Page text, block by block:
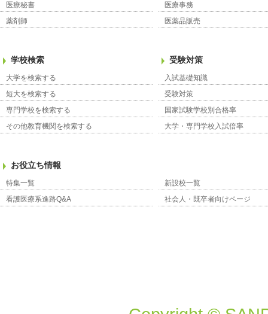
医療秘書
医療事務
薬剤師
医薬品販売
学校検索
大学を検索する
短大を検索する
専門学校を検索する
その他教育機関を検索する
受験対策
入試基礎知識
受験対策
国家試験学校別合格率
大学・専門学校入試倍率
お役立ち情報
特集一覧
新設校一覧
看護医療系進路Q&A
社会人・既卒者向けページ